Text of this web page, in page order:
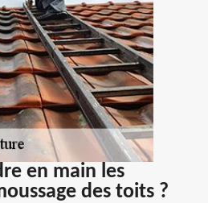
en main les
des toits ?